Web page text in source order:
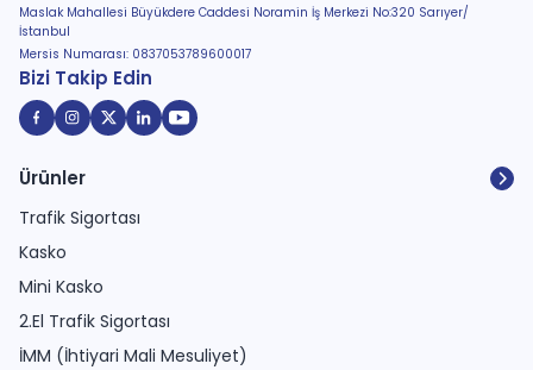
Maslak Mahallesi Büyükdere Caddesi Noramin İş Merkezi No:320 Sarıyer/
İstanbul
Mersis Numarası: 0837053789600017
Bizi Takip Edin
Ürünler
Trafik Sigortası
Kasko
Mini Kasko
2.El Trafik Sigortası
İMM (İhtiyari Mali Mesuliyet)